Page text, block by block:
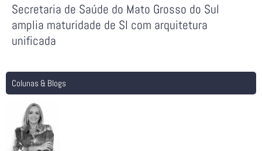
Secretaria de Saúde do Mato Grosso do Sul
amplia maturidade de SI com arquitetura
unificada
Colunas & Blogs